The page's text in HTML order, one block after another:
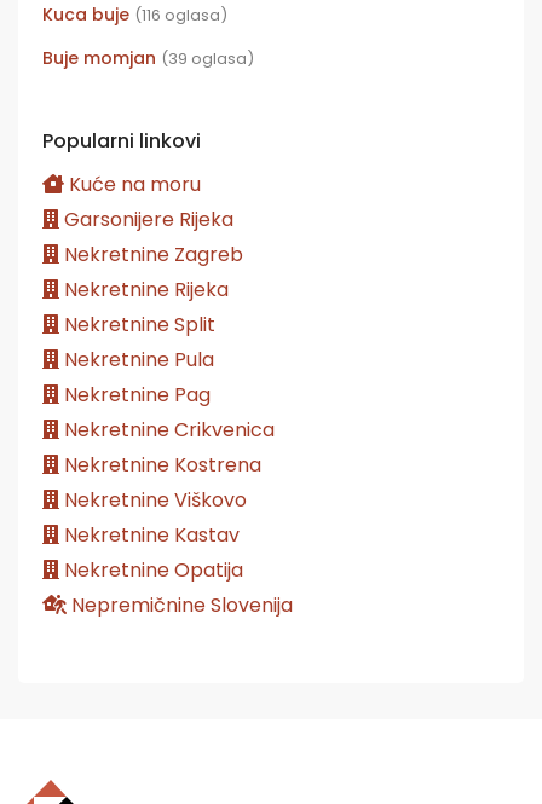
Kuca buje (116 oglasa)
Buje momjan (39 oglasa)
Popularni linkovi
Kuće na moru
Garsonijere Rijeka
Nekretnine Zagreb
Nekretnine Rijeka
Nekretnine Split
Nekretnine Pula
Nekretnine Pag
Nekretnine Crikvenica
Nekretnine Kostrena
Nekretnine Viškovo
Nekretnine Kastav
Nekretnine Opatija
Nepremičnine Slovenija